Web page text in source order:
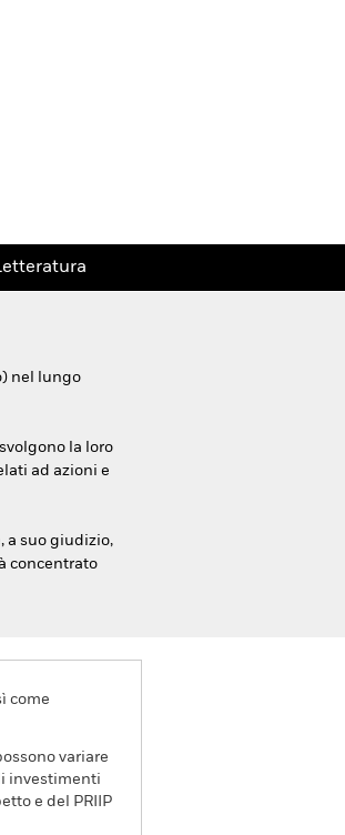
nel lungo
la loro
ad azioni e
a suo giudizio,
concentrato
come
variare
investimenti
e del PRIIP